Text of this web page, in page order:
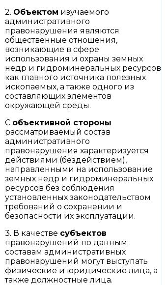
2. Объектом изучаемого
административного
правонарушения являются
общественные отношения,
возникающие в сфере
использования и охраны земных
недр и гидроминеральных ресурсов
как главного источника полезных
ископаемых, а также одного из
составляющих элементов
окружающей среды.
С объективной стороны
рассматриваемый состав
административного
правонарушения характеризуется
действиями (бездействием),
направленными на использование
земных недр и гидроминеральных
ресурсов без соблюдения
установленных законодательством
требований о сохранении и
безопасности их эксплуатации.
3. В качестве субъектов
правонарушений по данным
составам административных
правонарушений могут выступать
физические и юридические лица, а
также должностные лица.